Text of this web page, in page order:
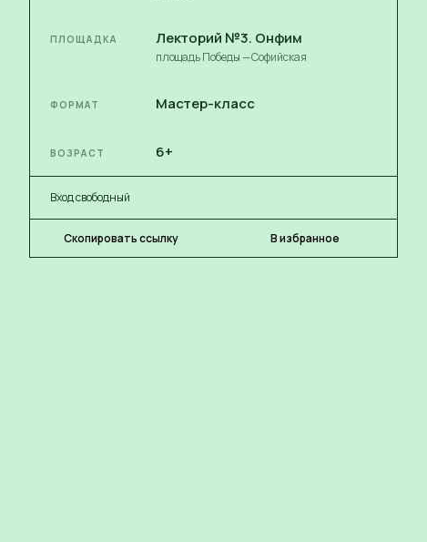
ПЛОЩАДКА Лекторий №3. Онфим
площадь Победы — Софийская
ФОРМАТ Мастер-класс
ВОЗРАСТ 6+
Вход свободный
Скопировать ссылку В избранное